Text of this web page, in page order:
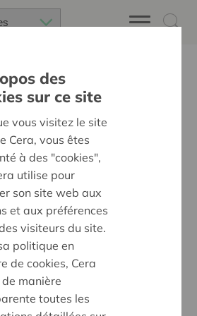
nouvelle
bruxelloise
des
sur ce site
vous visitez le site
Cera, vous êtes
à des "cookies",
utilise pour
son site web aux
et aux préférences
visiteurs du site.
politique en
de cookies, Cera
manière
toutes les